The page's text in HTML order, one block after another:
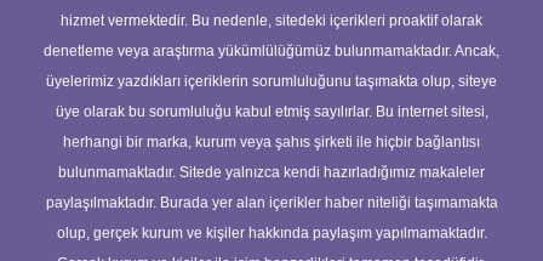
hizmet vermektedir. Bu nedenle, sitedeki içerikleri proaktif olarak
denetleme veya araştırma yükümlülüğümüz bulunmamaktadır. Ancak,
üyelerimiz yazdıkları içeriklerin sorumluluğunu taşımakta olup, siteye
üye olarak bu sorumluluğu kabul etmiş sayılırlar. Bu internet sitesi,
herhangi bir marka, kurum veya şahıs şirketi ile hiçbir bağlantısı
bulunmamaktadır. Sitede yalnızca kendi hazırladığımız makaleler
paylaşılmaktadır. Burada yer alan içerikler haber niteliği taşımamakta
olup, gerçek kurum ve kişiler hakkında paylaşım yapılmamaktadır.